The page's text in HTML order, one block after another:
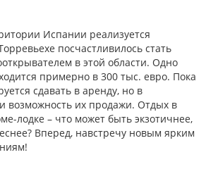
Испании реализуется
посчастливилось стать
в этой области. Одно
примерно в 300 тыс. евро. Пока
сдавать в аренду, но в
возможность их продажи. Отдых в
лодке – что может быть экзотичнее,
Вперед, навстречу новым ярким